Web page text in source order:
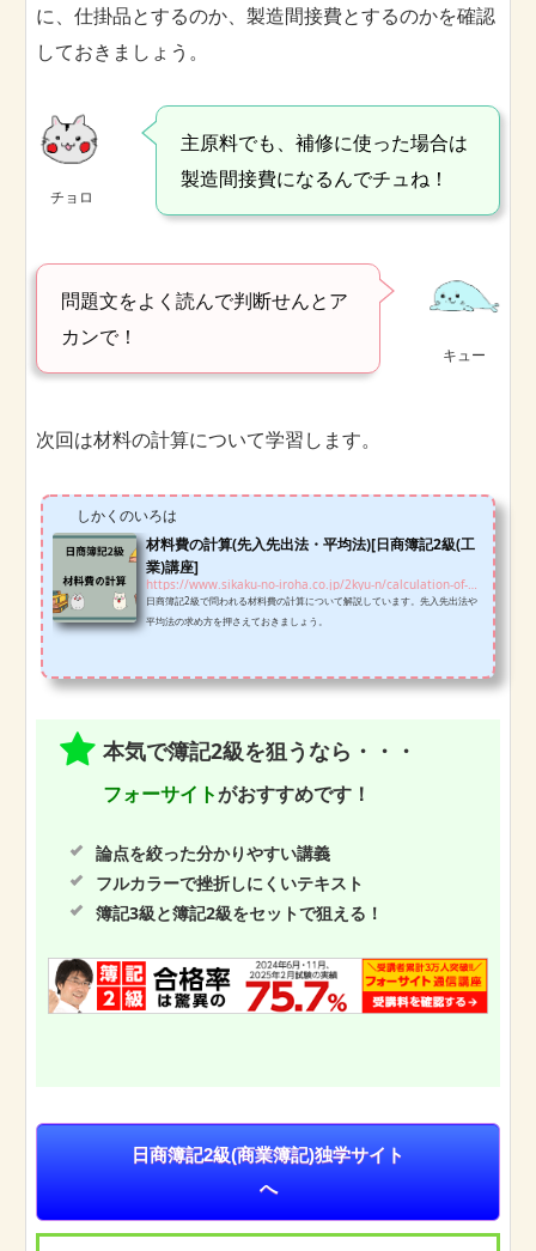
に、仕掛品とするのか、製造間接費とするのかを確認
しておきましょう。
チョロ
主原料でも、補修に使った場合は
製造間接費になるんでチュね！
キュー
問題文をよく読んで判断せんとア
カンで！
次回は材料の計算について学習します。
しかくのいろは
材料費の計算(先入先出法・平均法)[日商簿記2級(工
業)講座]
https://www.sikaku-no-iroha.co.jp/2kyu-n/calculation-of-material-cost-n2i
日商簿記2級で問われる材料費の計算について解説しています。先入先出法や
平均法の求め方を押さえておきましょう。
本気で簿記2級を狙うなら・・・
フォーサイトがおすすめです！
論点を絞った分かりやすい講義
フルカラーで挫折しにくいテキスト
簿記3級と簿記2級をセットで狙える！
日商簿記2級(商業簿記)独学サイト
へ